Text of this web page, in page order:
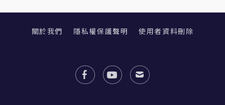
關於我們 隱私權保護聲明 使用者資料刪除